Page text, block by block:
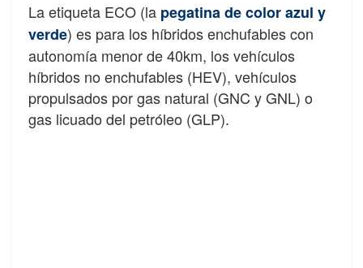
La etiqueta ECO (la pegatina de color azul y
verde) es para los híbridos enchufables con
autonomía menor de 40km, los vehículos
híbridos no enchufables (HEV), vehículos
propulsados por gas natural (GNC y GNL) o
gas licuado del petróleo (GLP).